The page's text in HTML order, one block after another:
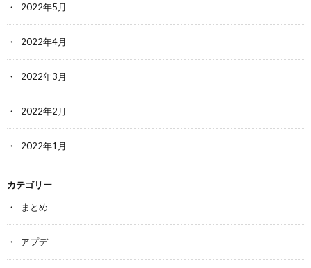
2022年5月
2022年4月
2022年3月
2022年2月
2022年1月
カテゴリー
まとめ
アプデ